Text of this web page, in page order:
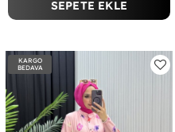
SEPETE EKLE
KARGO
BEDAVA